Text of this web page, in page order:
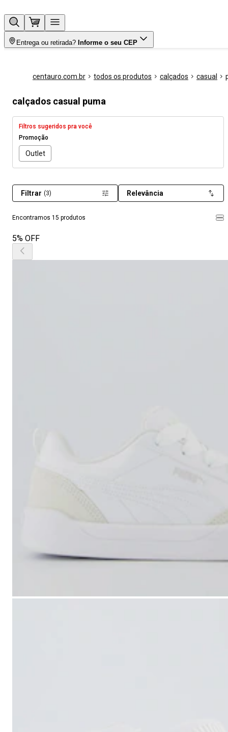
Entrega ou retirada? Informe o seu CEP
centauro.com.br todos os produtos calçados casual
calçados casual puma
Filtros sugeridos pra você
Promoção
Outlet
Encontramos 15 produtos
Filtrar (3) Relevância
5% OFF